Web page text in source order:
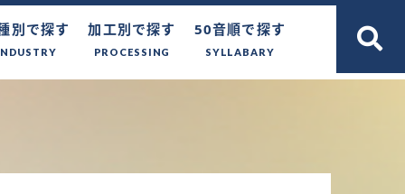
別で探す 加工別で探す
PROCESSING
50音順で探す
SYLLABARY